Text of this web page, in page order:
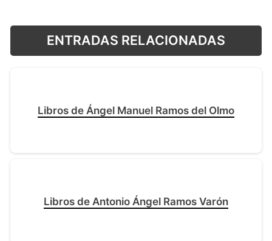
ENTRADAS RELACIONADAS
Libros de Ángel Manuel Ramos del Olmo
Libros de Antonio Ángel Ramos Varón